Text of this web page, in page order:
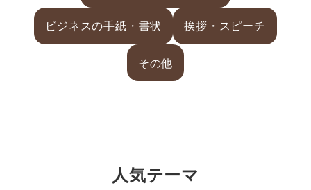
ビジネスの手紙・書状 挨拶・スピーチ
その他
人気テーマ